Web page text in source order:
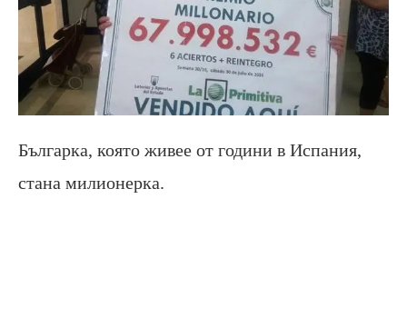
Българка, която живее от години в Испания,
стана милионерка.